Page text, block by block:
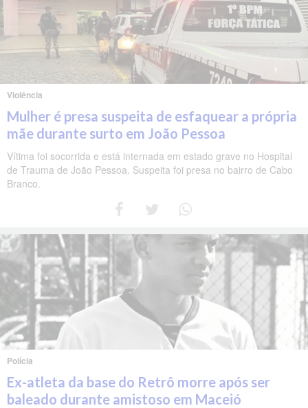
Violência
Mulher é presa suspeita de esfaquear a própria
mãe durante surto em João Pessoa
Vítima foi socorrida e está internada em estado grave no Hospital
de Trauma de João Pessoa. Suspeita foi presa no bairro de Cabo
Branco.
Polícia
Ex-atleta da base do Retrô morre após ser
baleado durante amistoso em Maceió